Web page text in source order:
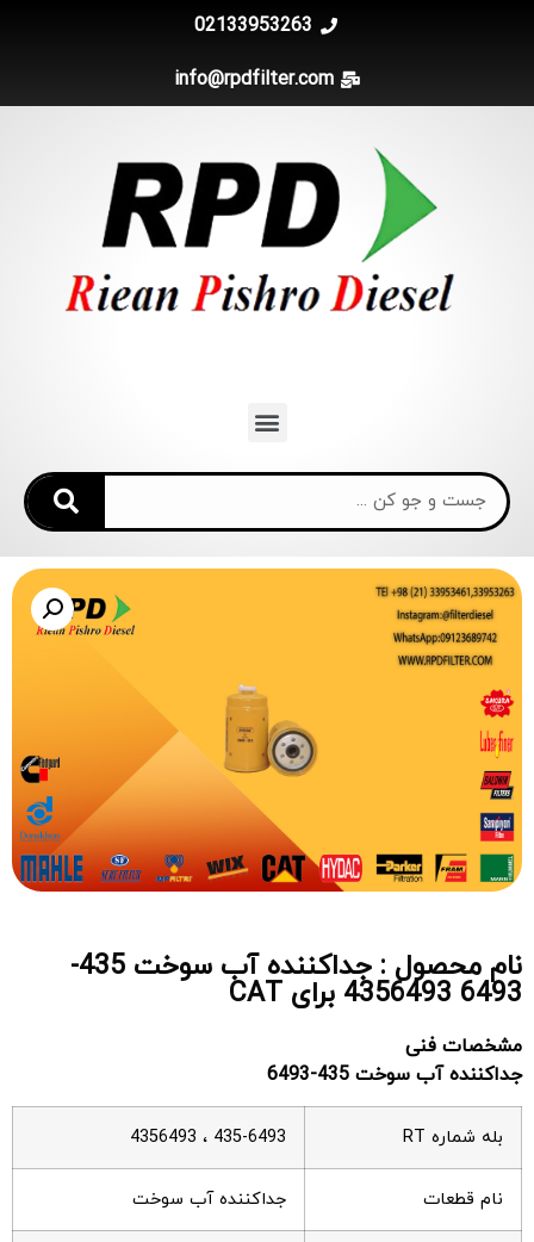
02133953263
info@rpdfilter.com
نام محصول : جداکننده آب سوخت 435-
6493 4356493 برای CAT
مشخصات فنی
جداکننده آب سوخت 435-6493
بله شماره RT 435-6493 ، 4356493
نام قطعات جداکننده آب سوخت